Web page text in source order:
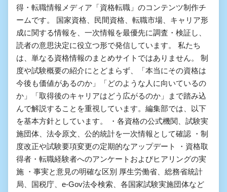
得・転職情報メディア「資格転職」のコンテンツ制作チ
ームです。 国家資格、民間資格、転職市場、キャリア形
成に関する情報を、一次情報を最優先に調査・検証し、
読者の意思決定に役立つ形で発信しています。 私たち
は、単なる資格情報のまとめサイトではありません。 制
度や試験概要の紹介にとどまらず、「本当にその資格は
今後も価値があるのか」「どのような人に向いているの
か」「取得後のキャリアはどう広がるのか」まで踏み込
んで解説することを重視しています。編集部では、以下
を基本方針としています。 ・各資格の公式機関、試験実
施団体、法令原文、公的統計を一次情報として確認 ・制
度改正や試験要項変更の定期的なアップデート ・資格取
得者・転職経験者へのアンケートおよびヒアリングの実
施 ・事実と意見の明確な区別 厚生労働省、総務省統計
局、国税庁、e-Gov法令検索、各国家試験実施団体など